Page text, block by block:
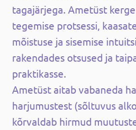
tagajärjega. Ametüst
tegemise protsessi,
mõistuse ja sisemise
rakendades otsused ja
praktikasse.
Ametüst aitab vabaneda
harjumustest (sõltuvus
kõrvaldab hirmud